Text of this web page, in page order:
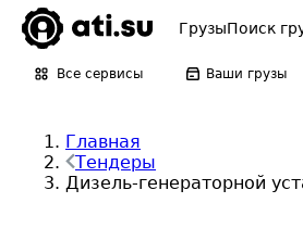
ГрузыПоиск
Все сервисы Ваши грузы
Главная
Тендеры
Дизель-генераторной